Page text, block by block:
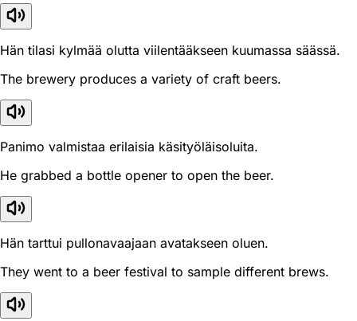
Hän tilasi kylmää olutta viilentääkseen kuumassa säässä.
The brewery produces a variety of craft beers.
Panimo valmistaa erilaisia käsityöläisoluita.
He grabbed a bottle opener to open the beer.
Hän tarttui pullonavaajaan avatakseen oluen.
They went to a beer festival to sample different brews.